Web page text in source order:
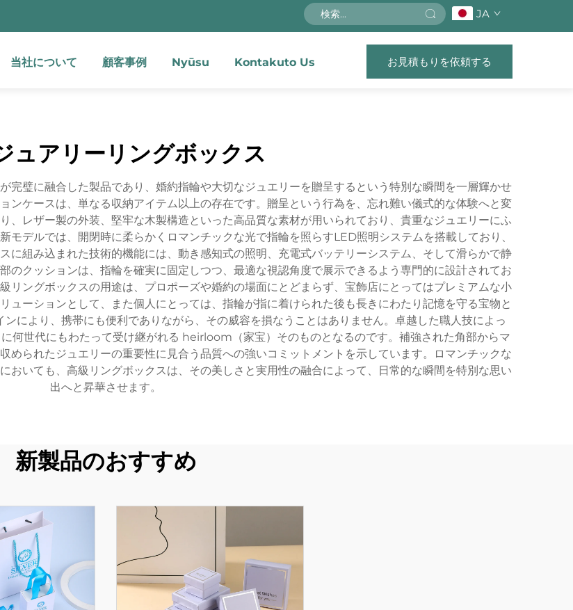
JA
当社について 顧客事例 Nyūsu Kontakuto Us お見積もりを依頼する
ュアリーリングボックス
完璧に融合した製品であり、婚約指輪や大切なジュエリーを贈呈するという特別な瞬間を一層輝かせ
ンケースは、単なる収納アイテム以上の存在です。贈呈という行為を、忘れ難い儀式的な体験へと変
、レザー製の外装、堅牢な木製構造といった高品質な素材が用いられており、貴重なジュエリーにふ
モデルでは、開閉時に柔らかくロマンチックな光で指輪を照らすLED照明システムを搭載しており、
に組み込まれた技術的機能には、動き感知式の照明、充電式バッテリーシステム、そして滑らかで静
のクッションは、指輪を確実に固定しつつ、最適な視認角度で展示できるよう専門的に設計されてお
リングボックスの用途は、プロポーズや婚約の場面にとどまらず、宝飾店にとってはプレミアムな小
ューションとして、また個人にとっては、指輪が指に着けられた後も長きにわたり記憶を守る宝物と
により、携帯にも便利でありながら、その威容を損なうことはありません。卓越した職人技によっ
何世代にもわたって受け継がれる heirloom（家宝）そのものとなるのです。補強された角部からマ
められたジュエリーの重要性に見合う品質への強いコミットメントを示しています。ロマンチックな
おいても、高級リングボックスは、その美しさと実用性の融合によって、日常的な瞬間を特別な思い
出へと昇華させます。
新製品のおすすめ